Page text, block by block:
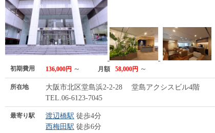
初期費用 136,000円 ～ 月額 58,000円 ～
所在地
大阪市北区堂島浜2-2-28 堂島アクシスビル4階
TEL.06-6123-7045
最寄り駅 渡辺橋駅 徒歩4分
西梅田駅 徒歩6分